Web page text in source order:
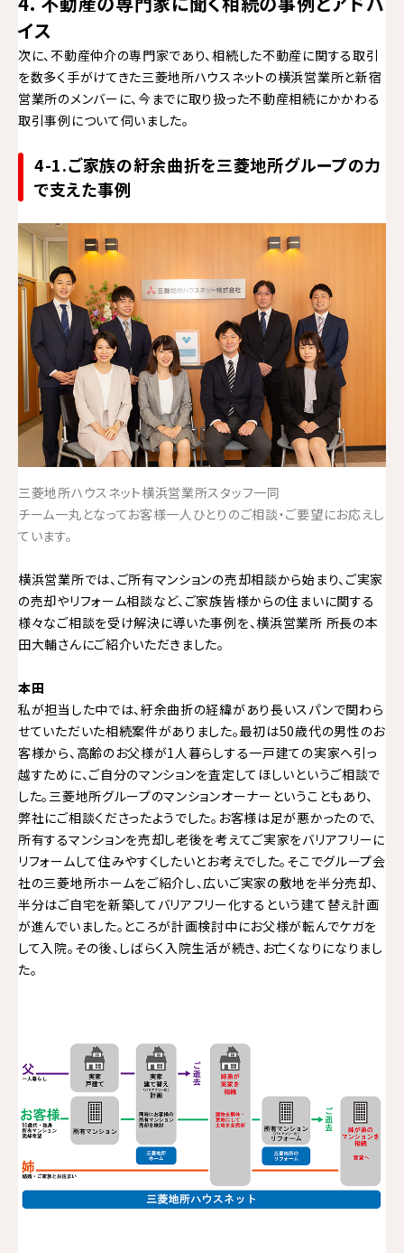
イス
次に、不動産仲介の専門家であり、相続した不動産に関する取引
を数多く手がけてきた三菱地所ハウスネットの横浜営業所と新宿
営業所のメンバーに、今までに取り扱った不動産相続にかかわる
取引事例について伺いました。
4-1.ご家族の紆余曲折を三菱地所グループの力
で支えた事例
三菱地所ハウスネット横浜営業所スタッフ一同
チーム一丸となってお客様一人ひとりのご相談・ご要望にお応えし
ています。
横浜営業所では、ご所有マンションの売却相談から始まり、ご実家
の売却やリフォーム相談など、ご家族皆様からの住まいに関する
様々なご相談を受け解決に導いた事例を、横浜営業所 所長の本
田大輔さんにご紹介いただきました。
本田
私が担当した中では、紆余曲折の経緯があり長いスパンで関わら
せていただいた相続案件がありました。最初は50歳代の男性のお
客様から、高齢のお父様が1人暮らしする一戸建ての実家へ引っ
越すために、ご自分のマンションを査定してほしいというご相談で
した。三菱地所グループのマンションオーナーということもあり、
弊社にご相談くださったようでした。お客様は足が悪かったので、
所有するマンションを売却し老後を考えてご実家をバリアフリーに
リフォームして住みやすくしたいとお考えでした。そこでグループ会
社の三菱地所ホームをご紹介し、広いご実家の敷地を半分売却、
半分はご自宅を新築してバリアフリー化するという建て替え計画
が進んでいました。ところが計画検討中にお父様が転んでケガを
して入院。その後、しばらく入院生活が続き、お亡くなりになりまし
た。